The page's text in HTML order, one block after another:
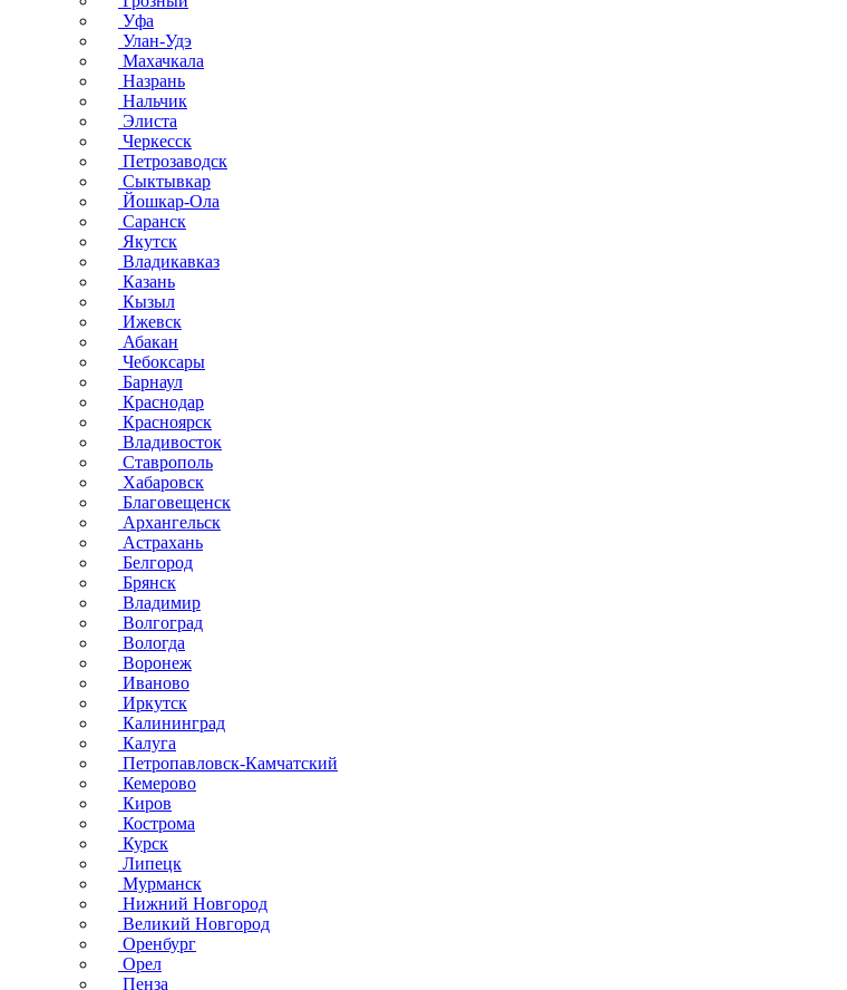
Уфа
Улан-Удэ
Махачкала
Назрань
Нальчик
Элиста
Черкесск
Петрозаводск
Сыктывкар
Йошкар-Ола
Саранск
Якутск
Владикавказ
Казань
Кызыл
Ижевск
Абакан
Чебоксары
Барнаул
Краснодар
Красноярск
Владивосток
Ставрополь
Хабаровск
Благовещенск
Архангельск
Астрахань
Белгород
Брянск
Владимир
Волгоград
Вологда
Воронеж
Иваново
Иркутск
Калининград
Калуга
Петропавловск-Камчатский
Кемерово
Киров
Кострома
Курск
Липецк
Мурманск
Нижний Новгород
Великий Новгород
Оренбург
Орел
Пенза